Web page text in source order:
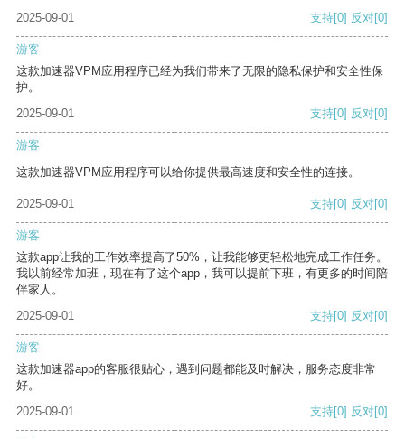
2025-09-01
支持[0] 反对[0]
游客
这款加速器VPM应用程序已经为我们带来了无限的隐私保护和安全性保
护。
2025-09-01
支持[0] 反对[0]
游客
这款加速器VPM应用程序可以给你提供最高速度和安全性的连接。
2025-09-01 支持[0] 反对[0]
游客
这款app让我的工作效率提高了50%，让我能够更轻松地完成工作任务。
我以前经常加班，现在有了这个app，我可以提前下班，有更多的时间陪
伴家人。
2025-09-01
支持[0] 反对[0]
游客
这款加速器app的客服很贴心，遇到问题都能及时解决，服务态度非常
好。
2025-09-01
支持[0] 反对[0]